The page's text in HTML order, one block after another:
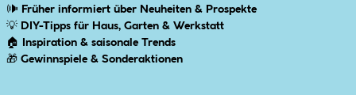
🕪 Früher informiert über Neuheiten & Prospekte
💡 DIY-Tipps für Haus, Garten & Werkstatt
🏠
Inspiration & saisonale Trends
🎁 Gewinnspiele & Sonderaktionen